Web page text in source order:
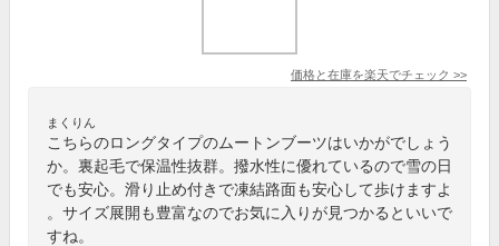
価格と在庫を楽天でチェック >>
まくりん
こちらのロングタイプのムートンブーツはいかがでしょう
か。裏起毛で保温性抜群。撥水性に優れているので雪の日
でも安心。滑り止め付きで凍結路面も安心して歩けますよ
。サイズ展開も豊富なのでお気に入りが見つかるといいで
すね。